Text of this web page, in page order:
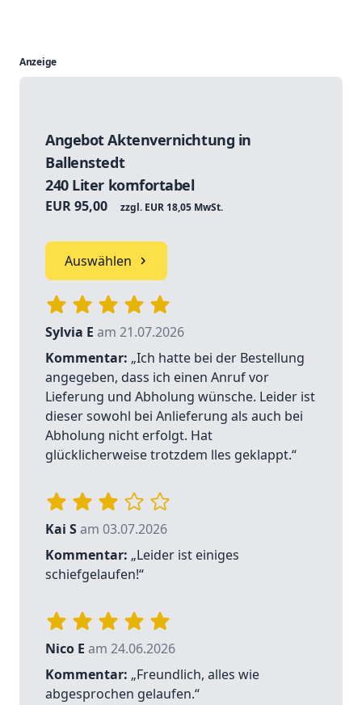
Anzeige
Angebot Aktenvernichtung in
Ballenstedt
240 Liter komfortabel
EUR 95,00 zzgl. EUR 18,05 MwSt.
Auswählen
Sylvia E am 21.07.2026
Kommentar: „Ich hatte bei der Bestellung
angegeben, dass ich einen Anruf vor
Lieferung und Abholung wünsche. Leider ist
dieser sowohl bei Anlieferung als auch bei
Abholung nicht erfolgt. Hat
glücklicherweise trotzdem lles geklappt.“
Kai Sam 03.07.2026
Kommentar: „Leider ist einiges
schiefgelaufen!“
Nico E am 24.06.2026
Kommentar: „Freundlich, alles wie
abgesprochen gelaufen.“